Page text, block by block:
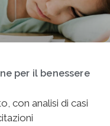
per il benessere
con analisi di casi